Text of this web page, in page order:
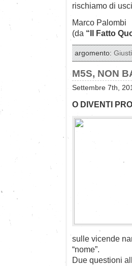
rischiamo di
Marco Palombi
(da “Il Fatto
argomento:
M5S, NON
Settembre 7th,
O DIVENTI
sulle vicende
“nome”.
Due questioni